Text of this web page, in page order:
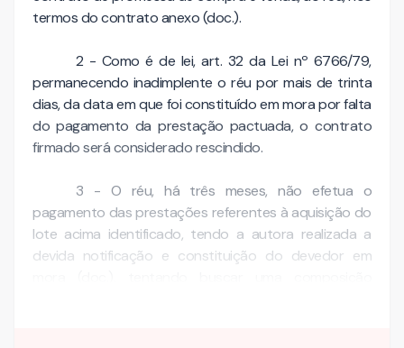
termos do contrato anexo (doc.).
2 - Como é de lei, art. 32 da Lei nº 6766/79,
permanecendo inadimplente o réu por mais de trinta
dias, da data em que foi constituído em mora por falta
do pagamento da prestação pactuada, o contrato
firmado será considerado rescindido.
3 - O réu, há três meses, não efetua o
pagamento das prestações referentes à aquisição do
lote acima identificado, tendo a autora realizada a
devida notificação e constituição do devedor em